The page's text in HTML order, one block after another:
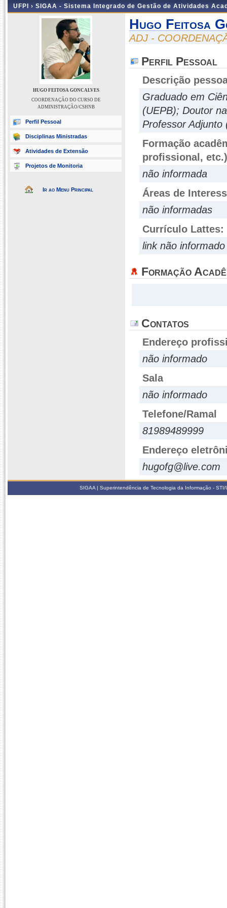
UFPI › SIGAA - Sistema Integrado de Gestão de Atividades
HUGO FEITOSA GONCALVES
COORDENAÇÃO DO CURSO DE
ADMINISTRAÇÃO/CSHNB
Perfil Pessoal
Disciplinas Ministradas
Atividades de Extensão
Projetos de Monitoria
Ir ao Menu Principal
Hugo Feitosa
ADJ -
Perfil Pessoal
Descrição
Graduado em
(UEPB); Doutor
Professor Adjunto
Formação
profissional, etc.)
não informada
Áreas de
não informadas
Currículo Lattes:
link não informado
Formação
Contatos
Endereço
não informado
Sala
não informado
Telefone/Ramal
81989489999
Endereço
hugofg@live.com
SIGAA | Superintendência de Tecnologia da Informação -